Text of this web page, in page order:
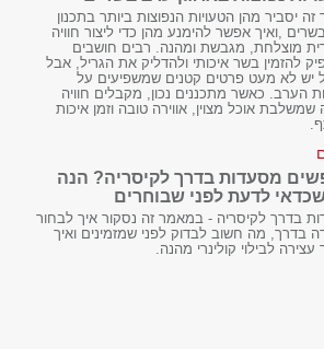
יסביר מהן הטעויות הנפוצות ביותר בתכנון
,ואיך אפשר להימנע מהן כדי ליצור חוויה
מוצלחת, מגבשת ומהנה. רבים חושבים
להזמין בשר איכותי ולהדליק את הגריל, אבל
יש לא מעט פרטים קטנים שמשפיעים על
הערב. כאשר מתכננים נכון, מקבלים חוויה
אוכל מצוין, אווירה טובה וזמן איכות
מסעדות בדרך לקיסריה? הנה
לדעת לפני שבוחרים
בדרך לקיסריה - במאמר זה נסקור איך לבחור
בדרך, מה חשוב לבדוק לפני שמזמינים ואיך
עצירה לבילוי קולינרי מהנה.